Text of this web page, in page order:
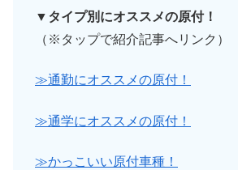
▼タイプ別にオススメの原付！
（※タップで紹介記事へリンク）
≫通勤にオススメの原付！
≫通学にオススメの原付！
≫かっこいい原付車種！